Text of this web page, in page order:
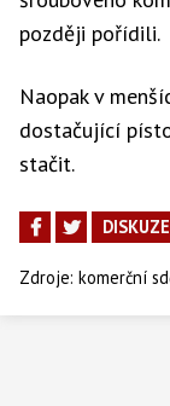
později pořídili.
Naopak v
dostačující
stačit.
DISKUZE
Zdroje: komerční